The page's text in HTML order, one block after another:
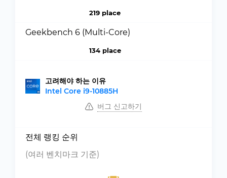
219 place
Geekbench 6 (Multi-Core)
134 place
고려해야 하는 이유
Intel Core i9-10885H
버그 신고하기
전체 랭킹 순위
(여러 벤치마크 기준)